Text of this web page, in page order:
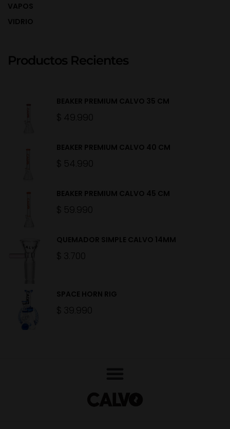
VAPOS
VIDRIO
Productos Recientes
BEAKER PREMIUM CALVO 35 CM
$ 49.990
BEAKER PREMIUM CALVO 40 CM
$ 54.990
BEAKER PREMIUM CALVO 45 CM
$ 59.990
QUEMADOR SIMPLE CALVO 14MM
$ 3.700
SPACE HORN RIG
$ 39.990